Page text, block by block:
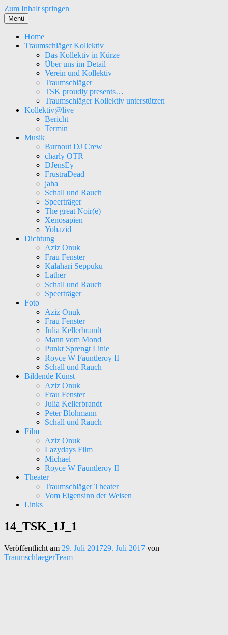
Zum Inhalt springen
Menü
Home
Traumschläger Kollektiv
Das Kollektiv in Kürze
Über uns im Detail
Verein und Kollektiv
Traumschläger
TSK proudly presents…
Traumschläger Kollektiv unterstützen
Kollektiv@live
Bericht
Termin
Musik
Burnout DJ Crew
charly OTR
DJensEy
FrustraDead
jaha
Schall und Rauch
Speerträger
The great Noir(e)
Xenosapien
Yohazid
Dichtung
Aziz Onuk
Frau Fenster
Kalahari Seppuku
Lather
Schall und Rauch
Speerträger
Foto
Aziz Onuk
Frau Fenster
Julia Kellerbrandt
Mann vom Mond
Punkt Sprengt Linie
Royce W Fauntleroy II
Schall und Rauch
Bildende Kunst
Aziz Onuk
Frau Fenster
Julia Kellerbrandt
Peter Blohmann
Schall und Rauch
Film
Aziz Onuk
Lazydays Film
Michael
Royce W Fauntleroy II
Theater
Traumschläger Theater
Vom Eigensinn der Weisen
Links
Traumschläger Kollektiv e.V.
Kunst – Kultur – Musik
14_TSK_1J_1
Veröffentlicht am 29. Juli 201729. Juli 2017 von
TraumschlaegerTeam